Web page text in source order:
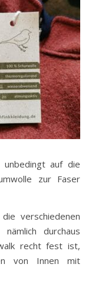
auf die
zur Faser
verschiedenen
durchaus
recht fest ist,
von Innen mit